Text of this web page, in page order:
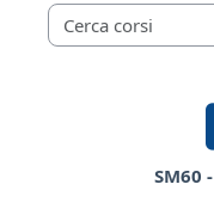
Categorie di corso
SM60